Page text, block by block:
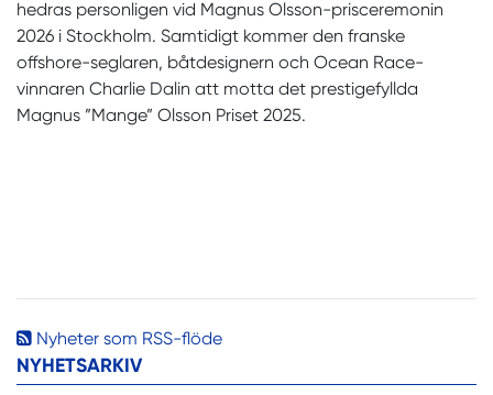
Nyheter som RSS-flöde
NYHETSARKIV
hedras personligen vid Magnus Olsson-prisceremonin
2026 i Stockholm. Samtidigt kommer den franske
offshore-seglaren, båtdesignern och Ocean Race-
vinnaren Charlie Dalin att motta det prestigefyllda
Magnus ”Mange” Olsson Priset 2025.